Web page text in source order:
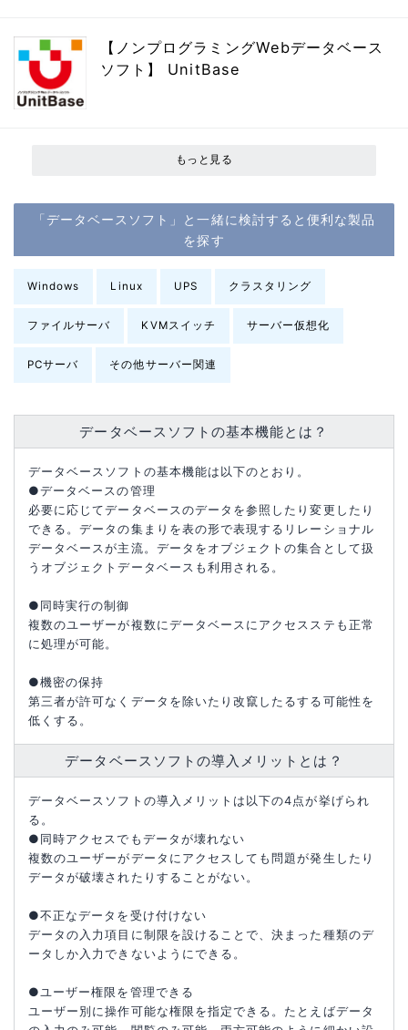
【ノンプログラミングWebデータベース
ソフト】 UnitBase
もっと見る
「データベースソフト」と一緒に検討すると便利な製品
を探す
Windows Linux UPS クラスタリング
ファイルサーバ KVMスイッチ サーバー仮想化
PCサーバ その他サーバー関連
データベースソフトの基本機能とは？
データベースソフトの基本機能は以下のとおり。
●データベースの管理
必要に応じてデータベースのデータを参照したり変更したり
できる。データの集まりを表の形で表現するリレーショナル
データベースが主流。データをオブジェクトの集合として扱
うオブジェクトデータベースも利用される。
●同時実行の制御
複数のユーザーが複数にデータベースにアクセスステも正常
に処理が可能。
●機密の保持
第三者が許可なくデータを除いたり改竄したるする可能性を
低くする。
データベースソフトの導入メリットとは？
データベースソフトの導入メリットは以下の4点が挙げられ
る。
●同時アクセスでもデータが壊れない
複数のユーザーがデータにアクセスしても問題が発生したり
データが破壊されたりすることがない。
●不正なデータを受け付けない
データの入力項目に制限を設けることで、決まった種類のデ
ータしか入力できないようにできる。
●ユーザー権限を管理できる
ユーザー別に操作可能な権限を指定できる。たとえばデータ